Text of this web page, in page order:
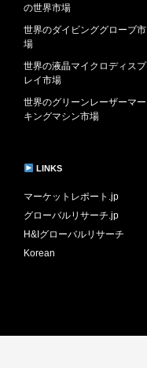
の世界市場
世界のダイビンググローブ市
場
世界の液晶マイクロディスプ
レイ市場
世界のグリーンレーザーマー
キングマシン市場
LINKS
マーケットレポート.jp
グローバルリサーチ.jp
H&Iグローバルリサーチ
Korean